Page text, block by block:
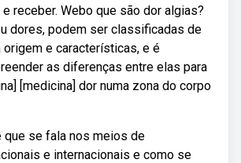
receber. Webo que são dor algias?
dores, podem ser classificadas de
origem e características, e é
as diferenças entre elas para
[medicina] dor numa zona do corpo
que se fala nos meios de
e internacionais e como se